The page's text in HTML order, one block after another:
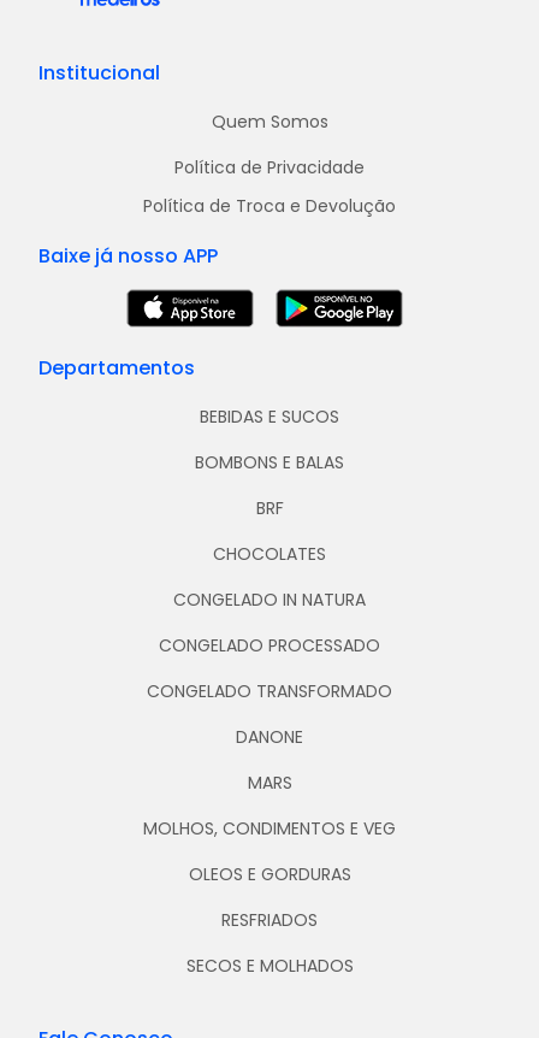
Institucional
Quem Somos
Política de Privacidade
Política de Troca e Devolução
Baixe já nosso APP
Departamentos
BEBIDAS E SUCOS
BOMBONS E BALAS
BRF
CHOCOLATES
CONGELADO IN NATURA
CONGELADO PROCESSADO
CONGELADO TRANSFORMADO
DANONE
MARS
MOLHOS, CONDIMENTOS E VEG
OLEOS E GORDURAS
RESFRIADOS
SECOS E MOLHADOS